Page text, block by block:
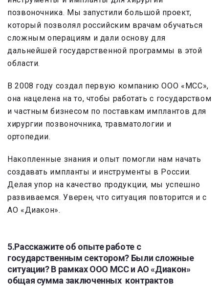
позвоночника. Мы запустили большой проект,
который позволял российским врачам обучаться
сложным операциям и дали основу для
дальнейшей государственной программы в этой
области.
В 2008 году создал первую компанию ООО «МСС»,
она нацелена на то, чтобы работать с государством
и частным бизнесом по поставкам имплантов для
хирургии позвоночника, травматологии и
ортопедии.
Накопленные знания и опыт помогли нам начать
создавать импланты и инструменты в России.
Делая упор на качество продукции, мы успешно
развиваемся. Уверен, что ситуация повторится и с
АО «Диакон».
5.Расскажите об опыте работе с
государственным сектором? Были сложные
ситуации? В рамках ООО МСС и АО «Диакон»
общая сумма заключенных контрактов